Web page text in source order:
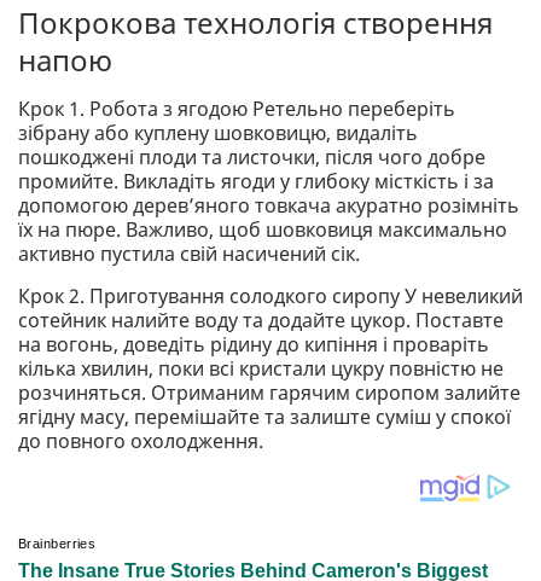
Покрокова технологія створення
напою
Крок 1. Робота з ягодою Ретельно переберіть
зібрану або куплену шовковицю, видаліть
пошкоджені плоди та листочки, після чого добре
промийте. Викладіть ягоди у глибоку місткість і за
допомогою дерев’яного товкача акуратно розімніть
їх на пюре. Важливо, щоб шовковиця максимально
активно пустила свій насичений сік.
Крок 2. Приготування солодкого сиропу У невеликий
сотейник налийте воду та додайте цукор. Поставте
на вогонь, доведіть рідину до кипіння і проваріть
кілька хвилин, поки всі кристали цукру повністю не
розчиняться. Отриманим гарячим сиропом залийте
ягідну масу, перемішайте та залиште суміш у спокої
до повного охолодження.